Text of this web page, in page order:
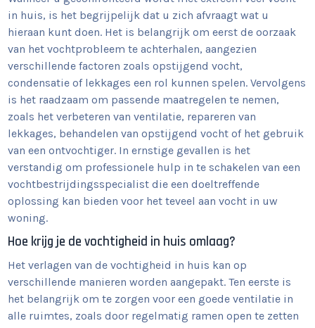
in huis, is het begrijpelijk dat u zich afvraagt wat u
hieraan kunt doen. Het is belangrijk om eerst de oorzaak
van het vochtprobleem te achterhalen, aangezien
verschillende factoren zoals opstijgend vocht,
condensatie of lekkages een rol kunnen spelen. Vervolgens
is het raadzaam om passende maatregelen te nemen,
zoals het verbeteren van ventilatie, repareren van
lekkages, behandelen van opstijgend vocht of het gebruik
van een ontvochtiger. In ernstige gevallen is het
verstandig om professionele hulp in te schakelen van een
vochtbestrijdingsspecialist die een doeltreffende
oplossing kan bieden voor het teveel aan vocht in uw
woning.
Hoe krijg je de vochtigheid in huis omlaag?
Het verlagen van de vochtigheid in huis kan op
verschillende manieren worden aangepakt. Ten eerste is
het belangrijk om te zorgen voor een goede ventilatie in
alle ruimtes, zoals door regelmatig ramen open te zetten